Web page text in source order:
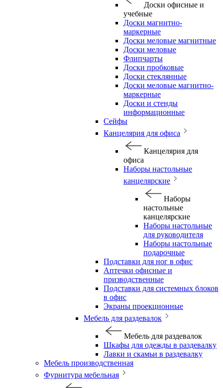
Доски офисные и
учебные
Доски магнитно-
маркерные
Доски меловые магнитные
Доски меловые
Флипчарты
Доски пробковые
Доски стеклянные
Доски меловые магнитно-
маркерные
Доски и стенды
информационные
Сейфы
Канцелярия для офиса
Канцелярия для
офиса
Наборы настольные
канцелярские
Наборы
настольные
канцелярские
Наборы настольные
для руководителя
Наборы настольные
подарочные
Подставки для ног в офис
Аптечки офисные и
призводственные
Подставки для системных блоков
в офис
Экраны проекционные
Мебель для раздевалок
Мебель для раздевалок
Шкафы для одежды в раздевалку
Лавки и скамьи в раздевалку
Мебель производственная
Фурнитура мебельная